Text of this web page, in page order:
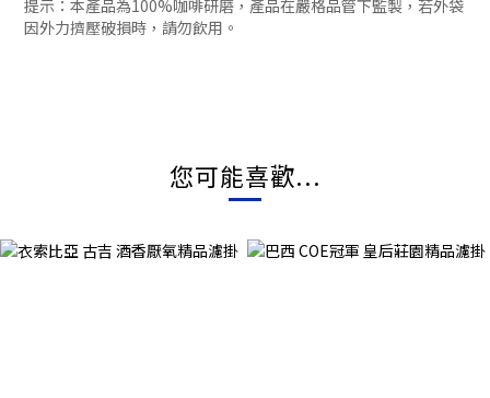
提示： 本產品為100%咖啡研磨，產品在嚴格品管下監製，若外袋
因外力擠壓破損時，請勿飲用 。
您可能喜歡...